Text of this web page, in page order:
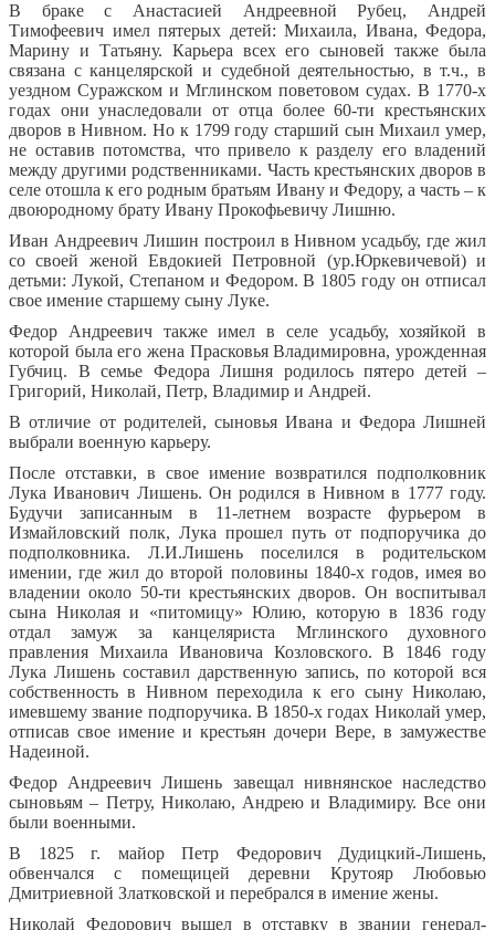
В браке с Анастасией Андреевной Рубец, Андрей
Тимофеевич имел пятерых детей: Михаила, Ивана, Федора,
Марину и Татьяну. Карьера всех его сыновей также была
связана с канцелярской и судебной деятельностью, в т.ч., в
уездном Суражском и Мглинском поветовом судах. В 1770-х
годах они унаследовали от отца более 60-ти крестьянских
дворов в Нивном. Но к 1799 году старший сын Михаил умер,
не оставив потомства, что привело к разделу его владений
между другими родственниками. Часть крестьянских дворов в
селе отошла к его родным братьям Ивану и Федору, а часть – к
двоюродному брату Ивану Прокофьевичу Лишню.
Иван Андреевич Лишин построил в Нивном усадьбу, где жил
со своей женой Евдокией Петровной (ур.Юркевичевой) и
детьми: Лукой, Степаном и Федором. В 1805 году он отписал
свое имение старшему сыну Луке.
Федор Андреевич также имел в селе усадьбу, хозяйкой в
которой была его жена Прасковья Владимировна, урожденная
Губчиц. В семье Федора Лишня родилось пятеро детей –
Григорий, Николай, Петр, Владимир и Андрей.
В отличие от родителей, сыновья Ивана и Федора Лишней
выбрали военную карьеру.
После отставки, в свое имение возвратился подполковник
Лука Иванович Лишень. Он родился в Нивном в 1777 году.
Будучи записанным в 11-летнем возрасте фурьером в
Измайловский полк, Лука прошел путь от подпоручика до
подполковника. Л.И.Лишень поселился в родительском
имении, где жил до второй половины 1840-х годов, имея во
владении около 50-ти крестьянских дворов. Он воспитывал
сына Николая и «питомицу» Юлию, которую в 1836 году
отдал замуж за канцеляриста Мглинского духовного
правления Михаила Ивановича Козловского. В 1846 году
Лука Лишень составил дарственную запись, по которой вся
собственность в Нивном переходила к его сыну Николаю,
имевшему звание подпоручика. В 1850-х годах Николай умер,
отписав свое имение и крестьян дочери Вере, в замужестве
Надеиной.
Федор Андреевич Лишень завещал нивнянское наследство
сыновьям – Петру, Николаю, Андрею и Владимиру. Все они
были военными.
В 1825 г. майор Петр Федорович Дудицкий-Лишень,
обвенчался с помещицей деревни Крутояр Любовью
Дмитриевной Златковской и перебрался в имение жены.
Николай Федорович вышел в отставку в звании генерал-